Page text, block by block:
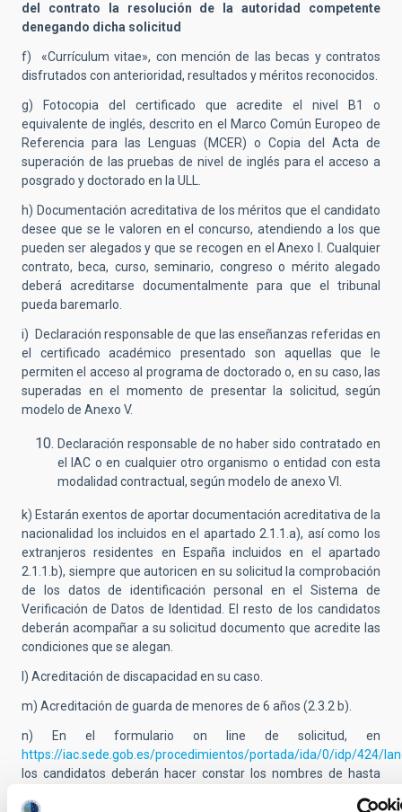
del contrato la resolución de la autoridad competente
denegando dicha solicitud
f) «Currículum vitae», con mención de las becas y contratos
disfrutados con anterioridad, resultados y méritos reconocidos.
g) Fotocopia del certificado que acredite el nivel B1 o
equivalente de inglés, descrito en el Marco Común Europeo de
Referencia para las Lenguas (MCER) o Copia del Acta de
superación de las pruebas de nivel de inglés para el acceso a
posgrado y doctorado en la ULL.
h) Documentación acreditativa de los méritos que el candidato
desee que se le valoren en el concurso, atendiendo a los que
pueden ser alegados y que se recogen en el Anexo I. Cualquier
contrato, beca, curso, seminario, congreso o mérito alegado
deberá acreditarse documentalmente para que el tribunal
pueda baremarlo.
i) Declaración responsable de que las enseñanzas referidas en
el certificado académico presentado son aquellas que le
permiten el acceso al programa de doctorado o, en su caso, las
superadas en el momento de presentar la solicitud, según
modelo de Anexo V.
Declaración responsable de no haber sido contratado en
el IAC o en cualquier otro organismo o entidad con esta
modalidad contractual, según modelo de anexo VI.
k) Estarán exentos de aportar documentación acreditativa de la
nacionalidad los incluidos en el apartado 2.1.1.a), así como los
extranjeros residentes en España incluidos en el apartado
2.1.1.b), siempre que autoricen en su solicitud la comprobación
de los datos de identificación personal en el Sistema de
Verificación de Datos de Identidad. El resto de los candidatos
deberán acompañar a su solicitud documento que acredite las
condiciones que se alegan.
l) Acreditación de discapacidad en su caso.
m) Acreditación de guarda de menores de 6 años (2.3.2 b).
n)
En el formulario on line de solicitud, en
https://iac.sede.gob.es/procedimientos/portada/ida/0/idp/424/
los candidatos deberán hacer constar los nombres de hasta